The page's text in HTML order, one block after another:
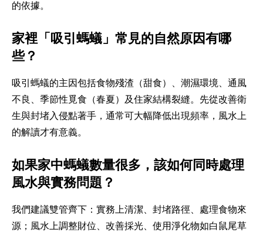
的依據。
家裡「吸引螞蟻」常見的自然原因有哪
些？
吸引螞蟻的主因包括食物殘渣（甜食）、潮濕環境、通風
不良、季節性覓食（春夏）及住家結構裂縫。先從改善衛
生與封堵入侵點著手，通常可大幅降低出現頻率，風水上
的解讀才有意義。
如果家中螞蟻數量很多，該如何同時處理
風水與實務問題？
我們建議雙管齊下：實務上清潔、封堵路徑、處理食物來
源；風水上調整財位、改善採光、使用淨化物如白鼠尾草